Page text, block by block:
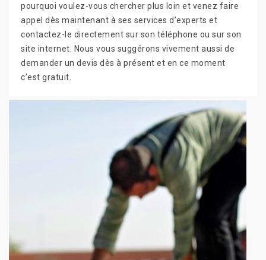
pourquoi voulez-vous chercher plus loin et venez faire
appel dès maintenant à ses services d’experts et
contactez-le directement sur son téléphone ou sur son
site internet. Nous vous suggérons vivement aussi de
demander un devis dès à présent et en ce moment
c’est gratuit.